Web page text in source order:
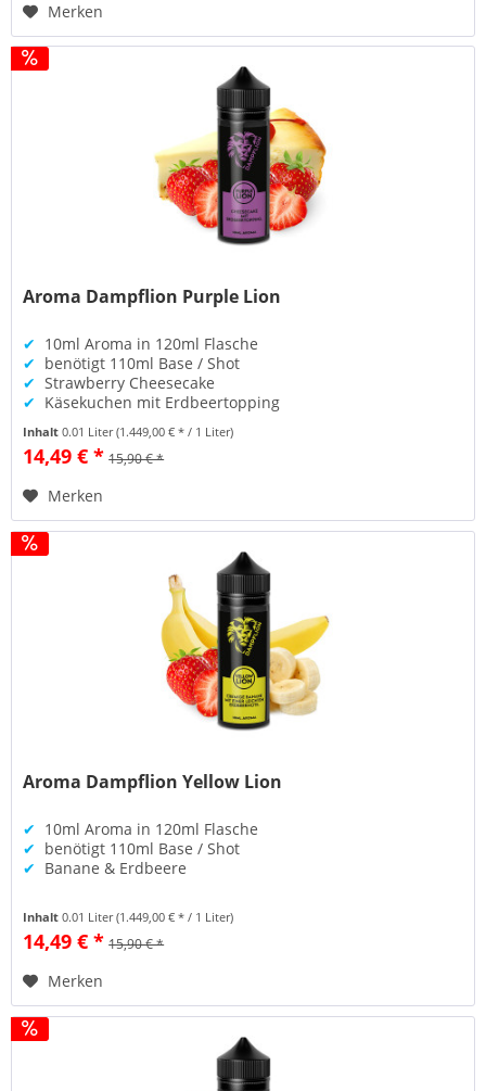
Merken
Aroma Dampflion Purple Lion
✔ 10ml Aroma in 120ml Flasche
✔ benötigt 110ml Base / Shot
✔ Strawberry Cheesecake
✔ Käsekuchen mit Erdbeertopping
Inhalt0.01 Liter(1.449,00 € * / 1 Liter)
14,49 € * 15,90 € *
Merken
Aroma Dampflion Yellow Lion
✔ 10ml Aroma in 120ml Flasche
✔ benötigt 110ml Base / Shot
✔ Banane & Erdbeere
Inhalt0.01 Liter(1.449,00 € * / 1 Liter)
14,49 € * 15,90 € *
Merken